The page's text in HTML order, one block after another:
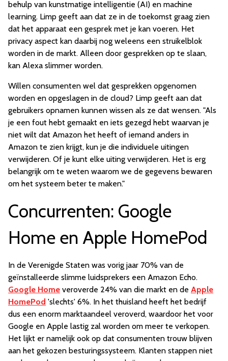
behulp van kunstmatige intelligentie (AI) en machine
learning. Limp geeft aan dat ze in de toekomst graag zien
dat het apparaat een gesprek met je kan voeren. Het
privacy aspect kan daarbij nog weleens een struikelblok
worden in de markt. Alleen door gesprekken op te slaan,
kan Alexa slimmer worden.
Willen consumenten wel dat gesprekken opgenomen
worden en opgeslagen in de cloud? Limp geeft aan dat
gebruikers opnamen kunnen wissen als ze dat wensen. "Als
je een fout hebt gemaakt en iets gezegd hebt waarvan je
niet wilt dat Amazon het heeft of iemand anders in
Amazon te zien krijgt, kun je die individuele uitingen
verwijderen. Of je kunt elke uiting verwijderen. Het is erg
belangrijk om te weten waarom we de gegevens bewaren
om het systeem beter te maken."
Concurrenten: Google
Home en Apple HomePod
In de Verenigde Staten was vorig jaar 70% van de
geïnstalleerde slimme luidsprekers een Amazon Echo.
Google Home veroverde 24% van die markt en de Apple
HomePod 'slechts' 6%. In het thuisland heeft het bedrijf
dus een enorm marktaandeel veroverd, waardoor het voor
Google en Apple lastig zal worden om meer te verkopen.
Het lijkt er namelijk ook op dat consumenten trouw blijven
aan het gekozen besturingssysteem. Klanten stappen niet